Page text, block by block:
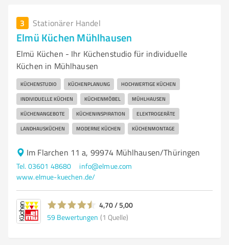
3 Stationärer Handel
Elmü Küchen Mühlhausen
Elmü Küchen - Ihr Küchenstudio für individuelle
Küchen in Mühlhausen
KÜCHENSTUDIO KÜCHENPLANUNG HOCHWERTIGE KÜCHEN
INDIVIDUELLE KÜCHEN KÜCHENMÖBEL MÜHLHAUSEN
KÜCHENANGEBOTE KÜCHENINSPIRATION ELEKTROGERÄTE
LANDHAUSKÜCHEN MODERNE KÜCHEN KÜCHENMONTAGE
Im Flarchen 11 a, 99974 Mühlhausen/Thüringen
Tel. 03601 48680
info@elmue.com
www.elmue-kuechen.de/
4,70 / 5,00
59 Bewertungen (1 Quelle)